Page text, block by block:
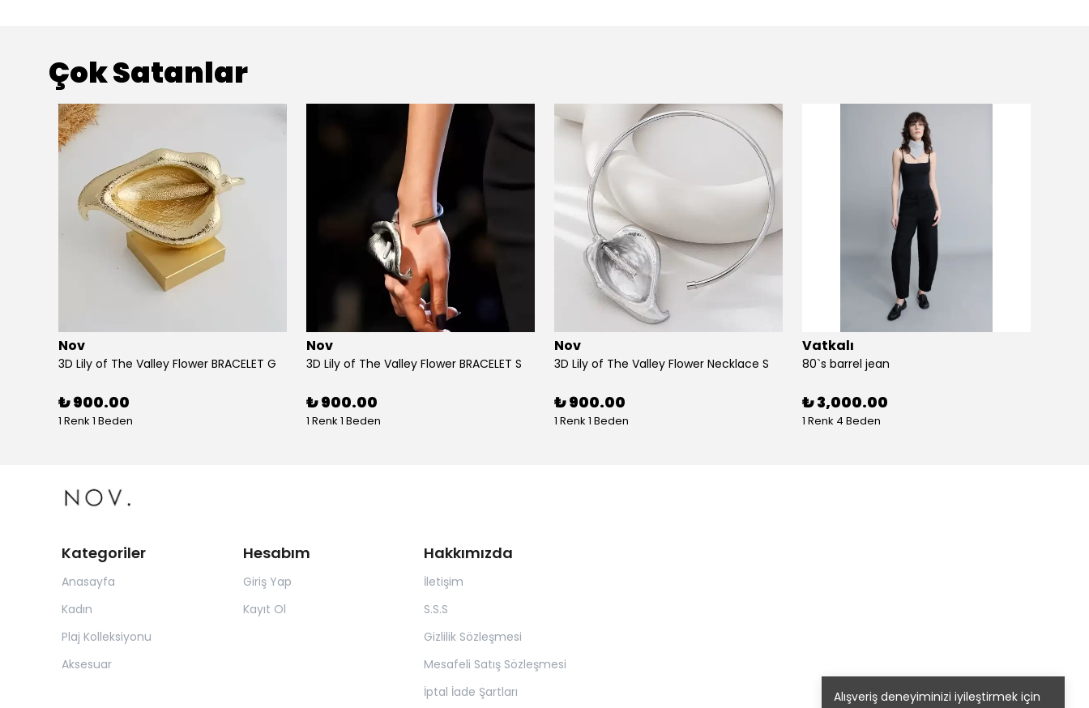
Alışveriş deneyiminizi iyileştirmek için
Çok Satanlar
Nov
3D Lily of The Valley Flower BRACELET G
₺ 900.00
1 Renk 1 Beden
Nov
3D Lily of The Valley Flower BRACELET S
₺ 900.00
1 Renk 1 Beden
Nov
3D Lily of The Valley Flower Necklace S
₺ 900.00
1 Renk 1 Beden
Vatkalı
80`s barrel jean
₺ 3,000.00
1 Renk 4 Beden
Kategoriler
Anasayfa
Kadın
Plaj Kolleksiyonu
Aksesuar
Hesabım
Giriş Yap
Kayıt Ol
Hakkımızda
İletişim
S.S.S
Gizlilik Sözleşmesi
Mesafeli Satış Sözleşmesi
İptal İade Şartları